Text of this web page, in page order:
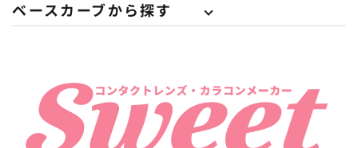
ベースカーブから探す